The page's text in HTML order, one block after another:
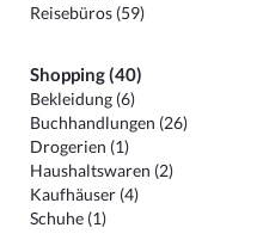
Reisebüros (59)
Shopping (40)
Bekleidung (6)
Buchhandlungen (26)
Drogerien (1)
Haushaltswaren (2)
Kaufhäuser (4)
Schuhe (1)